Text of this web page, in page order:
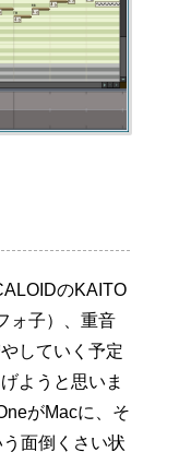
のKAITO
ォ子）、重音
していく予定
ようと思いま
がMacに、そ
面倒くさい状